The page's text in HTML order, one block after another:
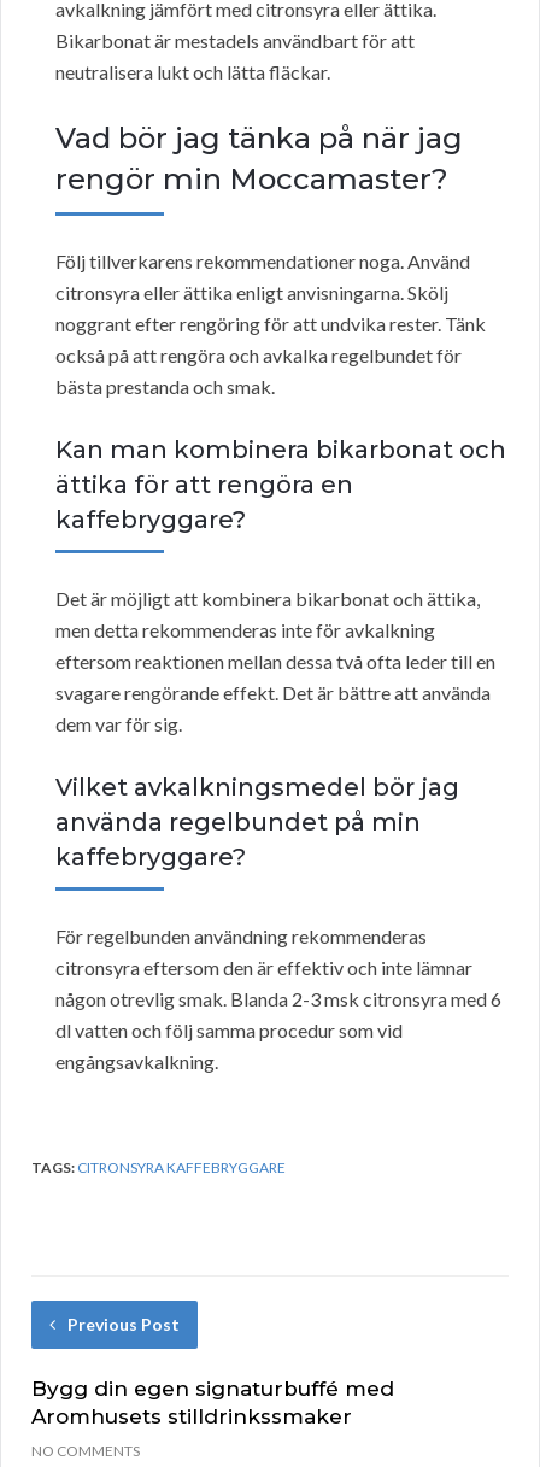
avkalkning jämfört med citronsyra eller ättika.
Bikarbonat är mestadels användbart för att
neutralisera lukt och lätta fläckar.
Vad bör jag tänka på när jag
rengör min Moccamaster?
Följ tillverkarens rekommendationer noga. Använd
citronsyra eller ättika enligt anvisningarna. Skölj
noggrant efter rengöring för att undvika rester. Tänk
också på att rengöra och avkalka regelbundet för
bästa prestanda och smak.
Kan man kombinera bikarbonat och
ättika för att rengöra en
kaffebryggare?
Det är möjligt att kombinera bikarbonat och ättika,
men detta rekommenderas inte för avkalkning
eftersom reaktionen mellan dessa två ofta leder till en
svagare rengörande effekt. Det är bättre att använda
dem var för sig.
Vilket avkalkningsmedel bör jag
använda regelbundet på min
kaffebryggare?
För regelbunden användning rekommenderas
citronsyra eftersom den är effektiv och inte lämnar
någon otrevlig smak. Blanda 2-3 msk citronsyra med 6
dl vatten och följ samma procedur som vid
engångsavkalkning.
TAGS: CITRONSYRA KAFFEBRYGGARE
Previous Post
Bygg din egen signaturbuffé med
Aromhusets stilldrinkssmaker
NO COMMENTS